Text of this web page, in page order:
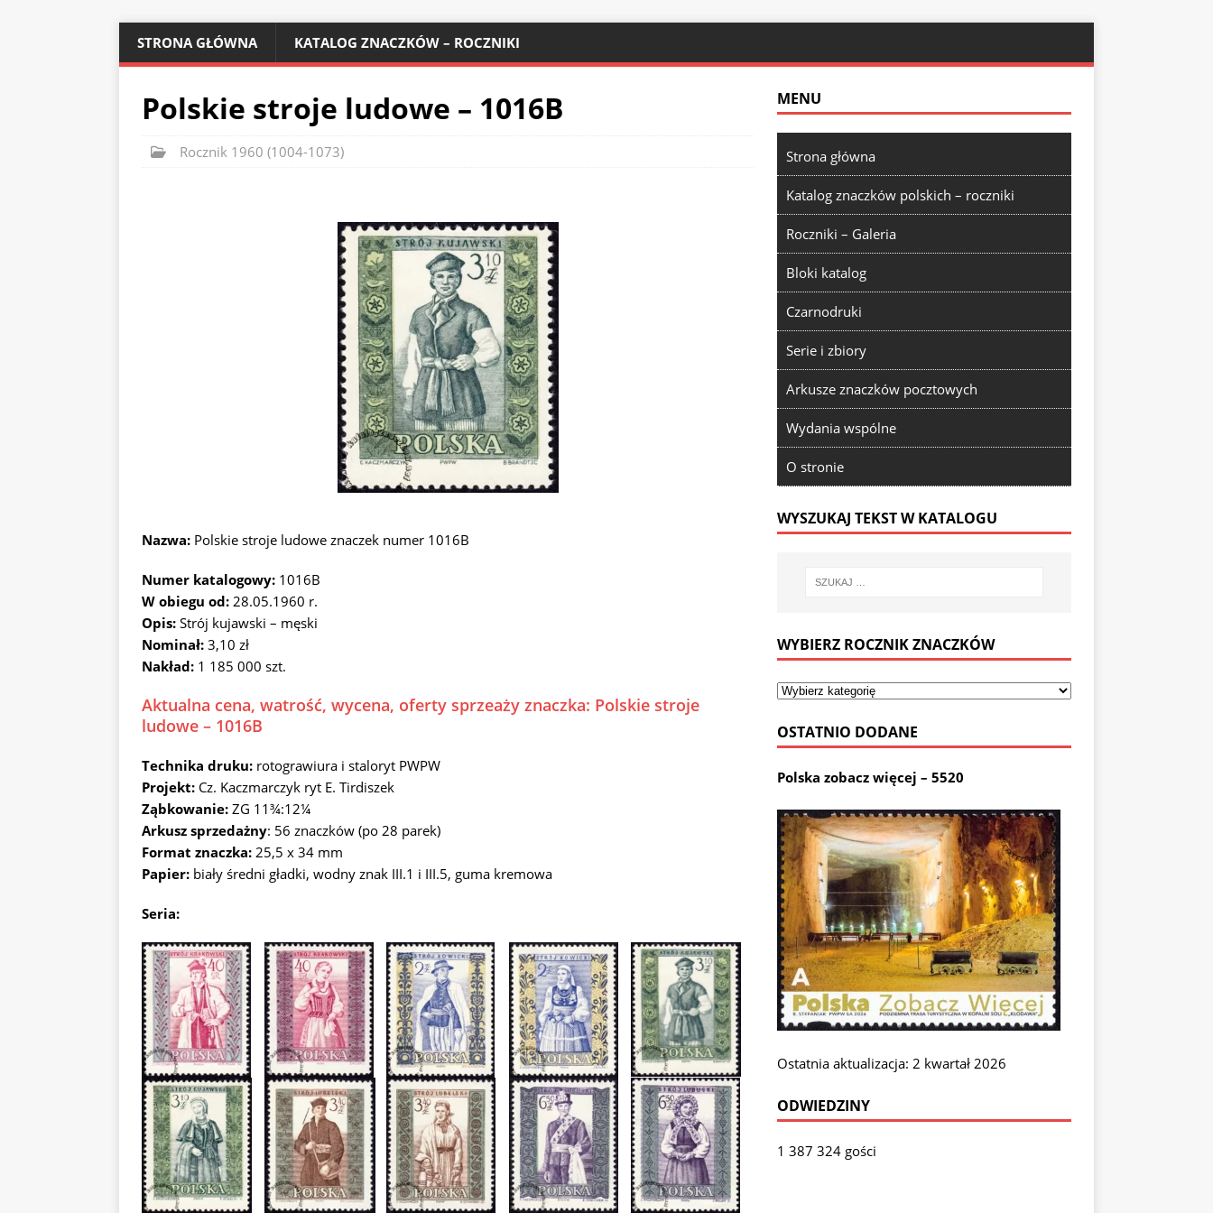
STRONA GŁÓWNA KATALOG ZNACZKÓW – ROCZNIKI
Polskie stroje ludowe – 1016B
Rocznik 1960 (1004-1073)
Nazwa: Polskie stroje ludowe znaczek numer 1016B
Numer katalogowy: 1016B
W obiegu od: 28.05.1960 r.
Opis: Strój kujawski – męski
Nominał: 3,10 zł
Nakład: 1 185 000 szt.
Aktualna cena, watrość, wycena, oferty sprzeaży znaczka: Polskie stroje
ludowe – 1016B
Technika druku: rotograwiura i staloryt PWPW
Projekt: Cz. Kaczmarczyk ryt E. Tirdiszek
Ząbkowanie: ZG 11¾:12¼
Arkusz sprzedażny: 56 znaczków (po 28 parek)
Format znaczka: 25,5 x 34 mm
Papier: biały średni gładki, wodny znak III.1 i III.5, guma kremowa
Seria:
MENU
Strona główna
Katalog znaczków polskich – roczniki
Roczniki – Galeria
Bloki katalog
Czarnodruki
Serie i zbiory
Arkusze znaczków pocztowych
Wydania wspólne
O stronie
WYSZUKAJ TEKST W KATALOGU
WYBIERZ ROCZNIK ZNACZKÓW
OSTATNIO DODANE
Polska zobacz więcej – 5520
Ostatnia aktualizacja: 2 kwartał 2026
ODWIEDZINY
1 387 324 gości